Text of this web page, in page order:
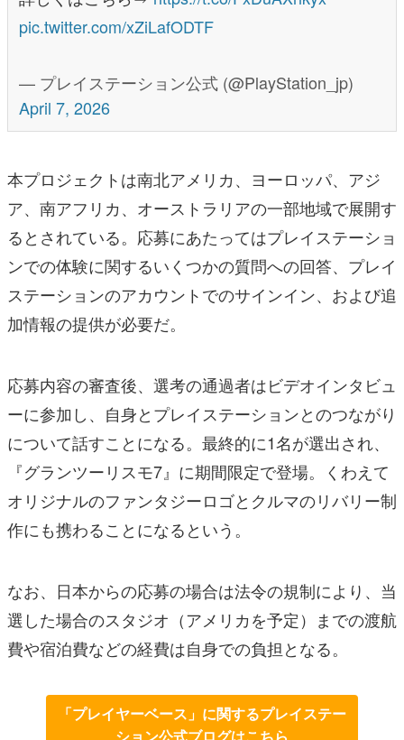
pic.twitter.com/xZiLafODTF
— プレイステーション公式 (@PlayStation_jp)
April 7, 2026
本プロジェクトは南北アメリカ、ヨーロッパ、アジ
ア、南アフリカ、オーストラリアの一部地域で展開す
るとされている。応募にあたってはプレイステーショ
ンでの体験に関するいくつかの質問への回答、プレイ
ステーションのアカウントでのサインイン、および追
加情報の提供が必要だ。
応募内容の審査後、選考の通過者はビデオインタビュ
ーに参加し、自身とプレイステーションとのつながり
について話すことになる。最終的に1名が選出され、
『グランツーリスモ7』に期間限定で登場。くわえて
オリジナルのファンタジーロゴとクルマのリバリー制
作にも携わることになるという。
なお、日本からの応募の場合は法令の規制により、当
選した場合のスタジオ（アメリカを予定）までの渡航
費や宿泊費などの経費は自身での負担となる。
「プレイヤーベース」に関するプレイステー